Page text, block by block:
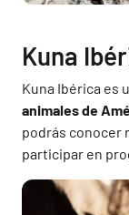
Kuna
Kuna Ibérica es
animales de
podrás conocer
participar en